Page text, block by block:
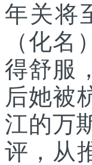
年关将
（化
得舒服
后她被
江的万
评，从